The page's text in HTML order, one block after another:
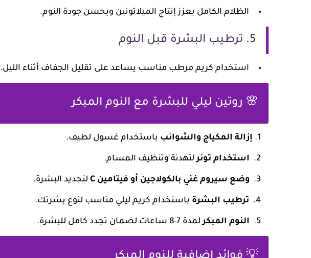
الظلام الكامل يعزز إنتاج الميلاتونين ويحسن جودة النوم.
5. ترطيب البشرة قبل النوم
استخدام كريم مرطب مناسب يساعد على تقليل الجفاف أثناء الليل.
🌸 روتين ليلي للبشرة مع النوم المبكر
إزالة المكياج والشوائب باستخدام غسول لطيف.
استخدام تونرلتهدئة وتنظيف المسام.
وضع سيروم غني بالكولاجين أو فيتامين C لتجديد البشرة.
ترطيب البشرة باستخدام كريم ليلي مناسب لنوع بشرتك.
النوم المبكرلمدة 7-8 ساعات لضمان تجدد كامل للبشرة.